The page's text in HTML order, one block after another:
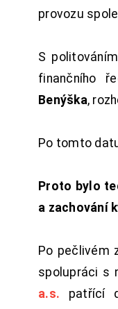
provozu
S
finančního
Benýška,
Po tomto
Proto bylo
a zachování
Po pečlivém
spolupráci s
a.s. patřící